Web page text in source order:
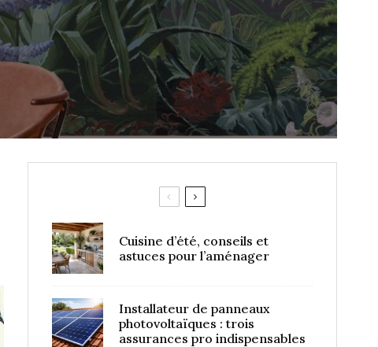
Cuisine d’été, conseils et
astuces pour l’aménager
Installateur de panneaux
photovoltaïques : trois
assurances pro indispensables